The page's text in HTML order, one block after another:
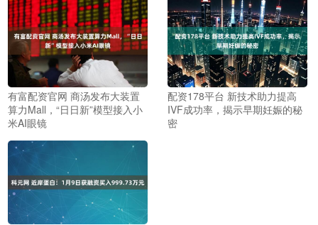
有富配资官网 商汤发布大装置
算力Mall，“日日新”模型接入小
米AI眼镜
配资178平台 新技术助力提高
IVF成功率，揭示早期妊娠的秘
密